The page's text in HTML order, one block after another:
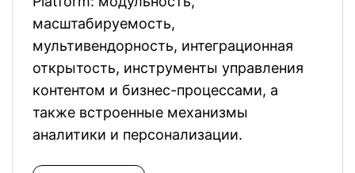
масштабируемость,
мультивендорность, интеграционная
открытость, инструменты управления
контентом и бизнес-процессами, а
также встроенные механизмы
аналитики и персонализации.